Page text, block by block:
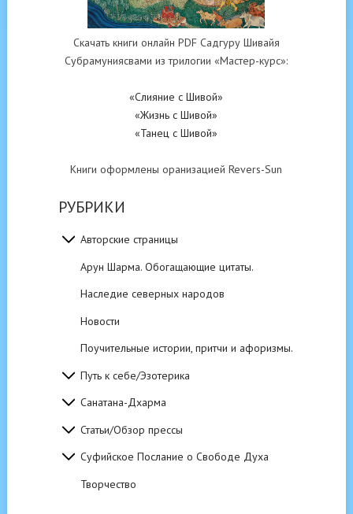
Скачать книги онлайн PDF Садгуру Шивайя
Субрамуниясвами из трилогии «Мастер-курс»:
«Слияние с Шивой»
«Жизнь с Шивой»
«Танец с Шивой»
Книги оформлены оранизацией Revers-Sun
РУБРИКИ
Авторские страницы
Арун Шарма. Обогащающие цитаты.
Наследие северных народов
Новости
Поучительные истории, притчи и афоризмы.
Путь к себе/Эзотерика
Санатана-Дхарма
Статьи/Обзор прессы
Суфийское Послание о Свободе Духа
Творчество